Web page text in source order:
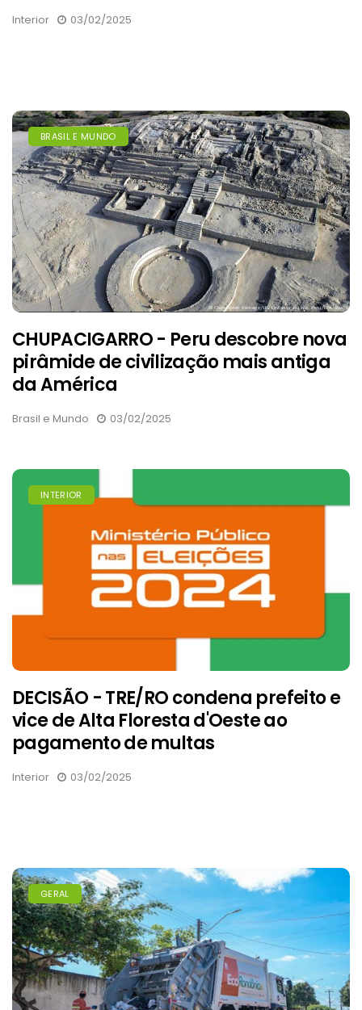
Interior 03/02/2025
BRASIL E MUNDO
CHUPACIGARRO - Peru descobre nova
pirâmide de civilização mais antiga
da América
Brasil e Mundo 03/02/2025
INTERIOR
DECISÃO - TRE/RO condena prefeito e
vice de Alta Floresta d'Oeste ao
pagamento de multas
Interior 03/02/2025
GERAL